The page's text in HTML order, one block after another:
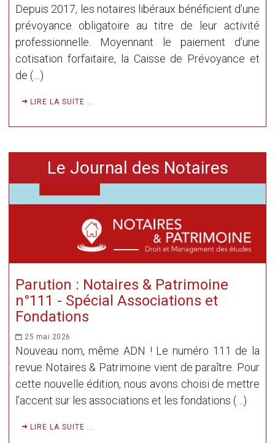
Depuis 2017, les notaires libéraux bénéficient d’une
prévoyance obligatoire au titre de leur activité
professionnelle. Moyennant le paiement d’une
cotisation forfaitaire, la Caisse de Prévoyance et
de (…)
LIRE LA SUITE ...
Le Journal des Notaires
Parution : Notaires & Patrimoine
n°111 - Spécial Associations et
Fondations
25 mai 2026
Nouveau nom, même ADN ! Le numéro 111 de la
revue Notaires & Patrimoine vient de paraître. Pour
cette nouvelle édition, nous avons choisi de mettre
l’accent sur les associations et les fondations (…)
LIRE LA SUITE ...